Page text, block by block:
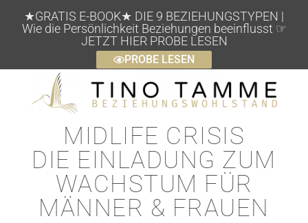
★GRATIS E-BOOK★ DIE 9 BEZIEHUNGSTYPEN |
Wie die Persönlichkeit Beziehungen beeinflusst ☞
JETZT HIER PROBE LESEN
PROBE LESEN
MIDLIFE CRISIS
DIE EINLADUNG ZUM
WACHSTUM FÜR
MÄNNER & FRAUEN